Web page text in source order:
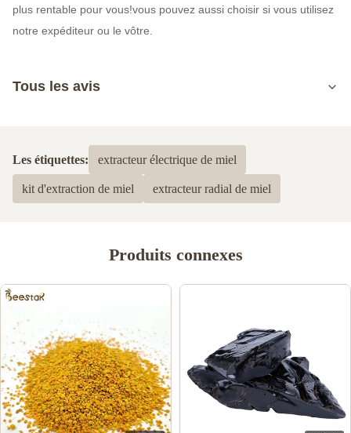
plus rentable pour vous!vous pouvez aussi choisir si vous utilisez
notre expéditeur ou le vôtre.
Tous les avis
Basé sur 50 critiques récemment
5
K Krys Wojciak
Mar 17.2023
Fantastic Customer service from Shirley. A pleasant helpful lady
to deal with. Delivery was prompt and tracking was great. Quality
of product was exceptional.
Les étiquettes: extracteur électrique de miel
kit d'extraction de miel extracteur radial de miel
Produits connexes